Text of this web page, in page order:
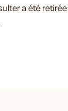
a été